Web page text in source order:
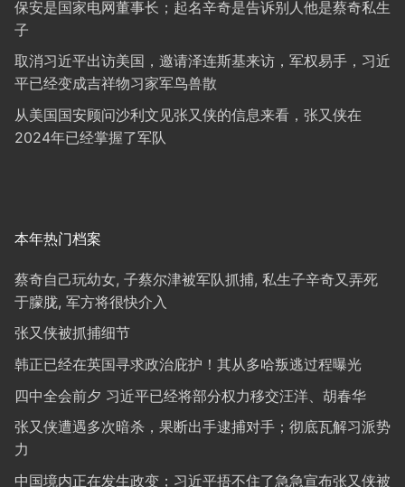
保安是国家电网董事长；起名辛奇是告诉别人他是蔡奇私生
子
取消习近平出访美国，邀请泽连斯基来访，军权易手，习近
平已经变成吉祥物习家军鸟兽散
从美国国安顾问沙利文见张又侠的信息来看，张又侠在
2024年已经掌握了军队
本年热门档案
蔡奇自己玩幼女, 子蔡尔津被军队抓捕, 私生子辛奇又弄死
于朦胧, 军方将很快介入
张又侠被抓捕细节
韩正已经在英国寻求政治庇护！其从多哈叛逃过程曝光
四中全会前夕 习近平已经将部分权力移交汪洋、胡春华
张又侠遭遇多次暗杀，果断出手逮捕对手；彻底瓦解习派势
力
中国境内正在发生政变；习近平捂不住了急急宣布张又侠被